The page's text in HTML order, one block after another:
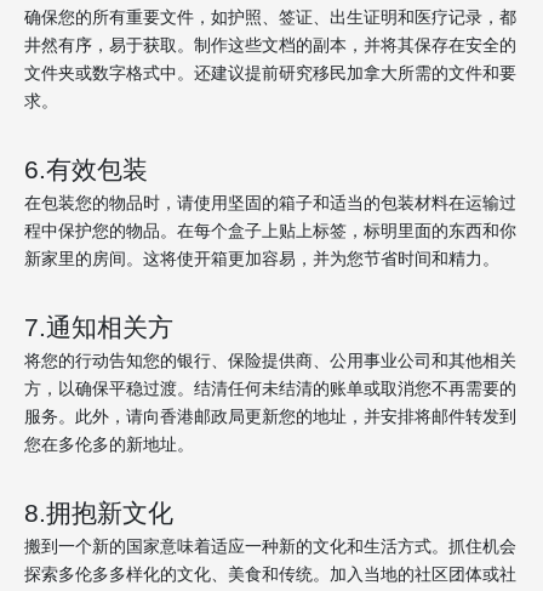
确保您的所有重要文件，如护照、签证、出生证明和医疗记录，都
井然有序，易于获取。制作这些文档的副本，并将其保存在安全的
文件夹或数字格式中。还建议提前研究移民加拿大所需的文件和要
求。
6.有效包装
在包装您的物品时，请使用坚固的箱子和适当的包装材料在运输过
程中保护您的物品。在每个盒子上贴上标签，标明里面的东西和你
新家里的房间。这将使开箱更加容易，并为您节省时间和精力。
7.通知相关方
将您的行动告知您的银行、保险提供商、公用事业公司和其他相关
方，以确保平稳过渡。结清任何未结清的账单或取消您不再需要的
服务。此外，请向香港邮政局更新您的地址，并安排将邮件转发到
您在多伦多的新地址。
8.拥抱新文化
搬到一个新的国家意味着适应一种新的文化和生活方式。抓住机会
探索多伦多多样化的文化、美食和传统。加入当地的社区团体或社